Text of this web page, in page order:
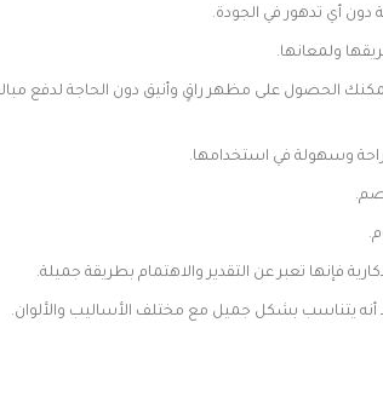
دون أي تدهور في الجودة.
ولمعانها.
الحصول على مظهر راقٍ وأنيق دون الحاجة لدفع
راحة وسهولة في استخدامها.
فإنها تعبر عن التقدير والاهتمام بطريقة جميلة.
يتناسب بشكل جميل مع مختلف الأساليب والألوان.